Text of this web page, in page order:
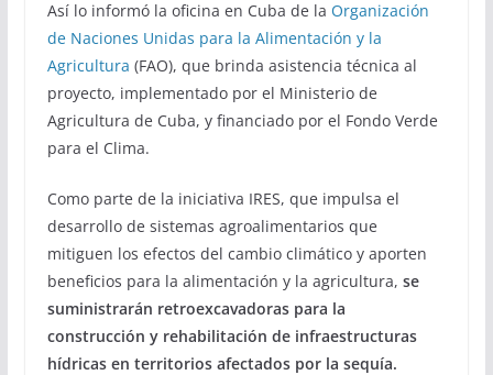
Así lo informó la oficina en Cuba de la Organización
de Naciones Unidas para la Alimentación y la
Agricultura (FAO), que brinda asistencia técnica al
proyecto, implementado por el Ministerio de
Agricultura de Cuba, y financiado por el Fondo Verde
para el Clima.
Como parte de la iniciativa IRES, que impulsa el
desarrollo de sistemas agroalimentarios que
mitiguen los efectos del cambio climático y aporten
beneficios para la alimentación y la agricultura, se
suministrarán retroexcavadoras para la
construcción y rehabilitación de infraestructuras
hídricas en territorios afectados por la sequía.